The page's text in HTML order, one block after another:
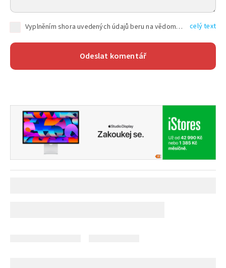
Vyplněním shora uvedených údajů beru na vědomí, že společnost TEXT FACTORY s.r.o., sídlem Brno, Durďákova 336/29, Černá Pole, PSČ: 613 00, IČ: 06157831, zapsané u Krajského soudu v Brně, oddíl C, vložka 100399, bude zpracovávat mé osobní údaje uvedené v rámci mnou vyplněného registračního formuláře na základě oprávněných zájmů TEXT FACTORY s.r.o. dle čl. 6 odst. 1 písm. f) GDPR a pro splnění právních povinností (čl. 6 odst. 1 písm. c) GDPR), a to pro tyto účely: nezbytnost zajistit oprávnění návštěvníka webových stránek provozovaných společností TEXT FACTORY s.r.o. přispívat aktivně ke zveřejněným článkům nebo v rámci diskusních fór a výkon práv TEXT FACTORY s.r.o. jako administrátora těchto diskusních fór. Více informací o zpracování osobních údajů a právech lze nalézt v celý text